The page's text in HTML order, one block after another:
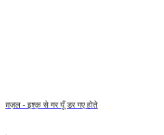
ग़ज़ल - इश्क़ से गर यूँ डर गए होते